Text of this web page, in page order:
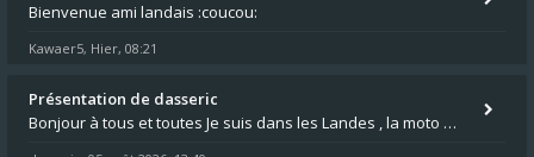
Bienvenue ami landais :coucou:
Kawaer5, Hier, 08:21
Présentation de dasseric
Bonjour à tous et toutes Je suis dans les Landes , la moto appartient à ma fille et je suis désigné pour faire l'entreti